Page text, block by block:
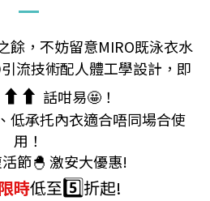
餘，不妨留意MIRO既泳衣水
流技術配人體工學設計，即
⬆️⬆️ 話咁易🤩！
低承托內衣適合唔同場合使
用！
節🐣 激安大優惠!
時低至5️⃣折起!